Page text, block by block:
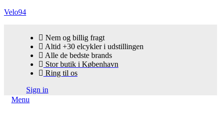
Velo94
Nem og billig fragt
Altid +30 elcykler i udstillingen
Alle de bedste brands
Stor butik i København
Ring til os
Sign in
Menu